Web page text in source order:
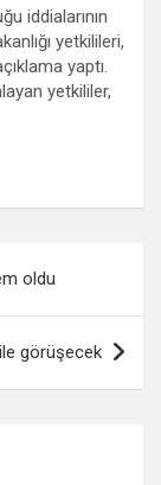
iddialarının
yetkilileri,
yaptı.
yetkililer,
oldu
görüşecek